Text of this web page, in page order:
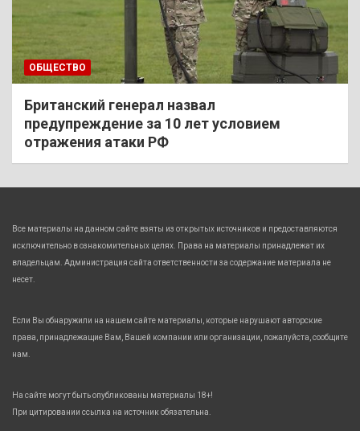
ОБЩЕСТВО
Британский генерал назвал
предупреждение за 10 лет условием
отражения атаки РФ
Все материалы на данном сайте взяты из открытых источников и предоставляются
исключительно в ознакомительных целях. Права на материалы принадлежат их
владельцам. Администрация сайта ответственности за содержание материала не
несет.
Если Вы обнаружили на нашем сайте материалы, которые нарушают авторские
права, принадлежащие Вам, Вашей компании или организации, пожалуйста, сообщите
нам.
На сайте могут быть опубликованы материалы 18+!
При цитировании ссылка на источник обязательна.